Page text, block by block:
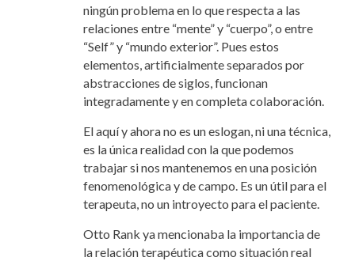
ningún problema en lo que respecta a las
relaciones entre “mente” y “cuerpo”, o entre
“Self” y “mundo exterior”. Pues estos
elementos, artificialmente separados por
abstracciones de siglos, funcionan
integradamente y en completa colaboración.
El aquí y ahora no es un eslogan, ni una técnica,
es la única realidad con la que podemos
trabajar si nos mantenemos en una posición
fenomenológica y de campo. Es un útil para el
terapeuta, no un introyecto para el paciente.
Otto Rank ya mencionaba la importancia de
la relación terapéutica como situación real